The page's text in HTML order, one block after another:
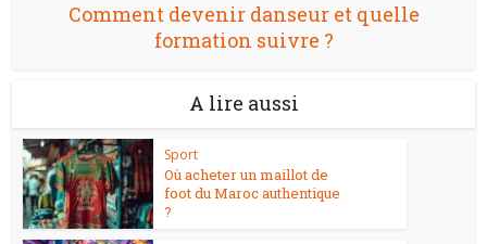
Comment devenir danseur et quelle
formation suivre ?
A lire aussi
Sport
Où acheter un maillot de
foot du Maroc authentique
?